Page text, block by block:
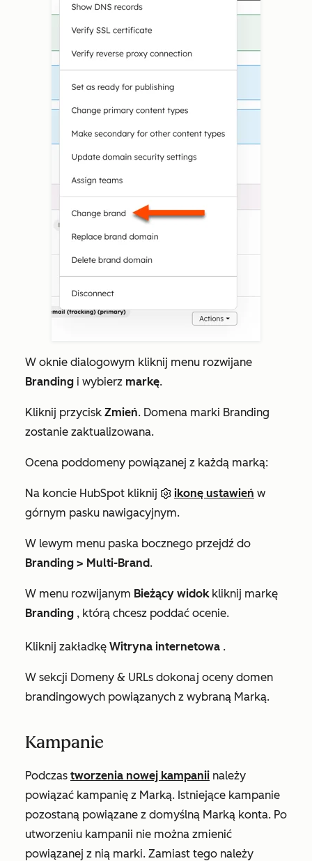
W oknie dialogowym kliknij menu rozwijane
Branding i wybierz markę.
Kliknij przycisk Zmień. Domena marki Branding
zostanie zaktualizowana.
Ocena poddomeny powiązanej z każdą marką:
Na koncie HubSpot kliknij ikonę ustawień w
górnym pasku nawigacyjnym.
W lewym menu paska bocznego przejdź do
Branding > Multi-Brand.
W menu rozwijanym Bieżący widokkliknij markę
Branding , którą chcesz poddać ocenie.
Kliknij zakładkę Witryna internetowa .
W sekcji Domeny & URLs dokonaj oceny domen
brandingowych powiązanych z wybraną Marką.
Kampanie
Podczas tworzenia nowej kampanii należy
powiązać kampanię z Marką. Istniejące kampanie
pozostaną powiązane z domyślną Marką konta. Po
utworzeniu kampanii nie można zmienić
powiązanej z nią marki. Zamiast tego należy